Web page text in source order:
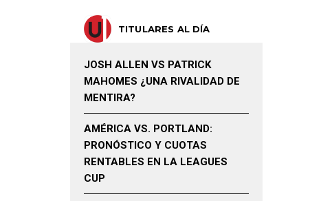
TITULARES AL DÍA
JOSH ALLEN VS PATRICK
MAHOMES ¿UNA RIVALIDAD DE
MENTIRA?
AMÉRICA VS. PORTLAND:
PRONÓSTICO Y CUOTAS
RENTABLES EN LA LEAGUES
CUP